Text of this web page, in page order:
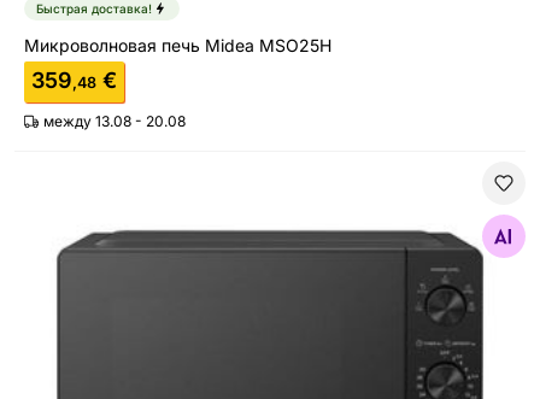
Быстрая доставка!
Микроволновая печь Midea MSO25H
359,48 €
между 13.08 - 20.08
Найдите похожие